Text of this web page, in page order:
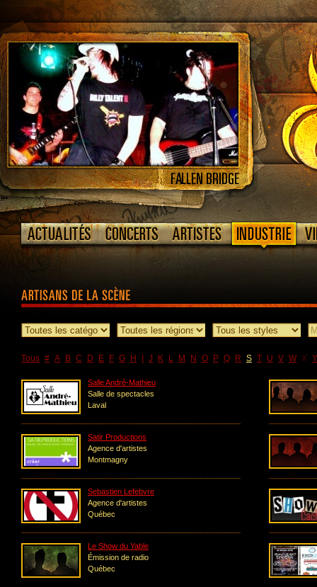
Tous # A B C D E F G H J K L M N O P Q R S T U V W X Y
Salle André-Mathieu
Salle de spectacles
Laval
Satir Productions
Agence d'artistes
Montmagny
Sebastien Lefebvre
Agence d'artistes
Québec
Le Show du Yable
Émission de radio
Québec